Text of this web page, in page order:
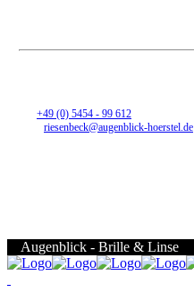
+49 (0) 5454 - 99 612
riesenbeck@augenblick-hoerstel.de